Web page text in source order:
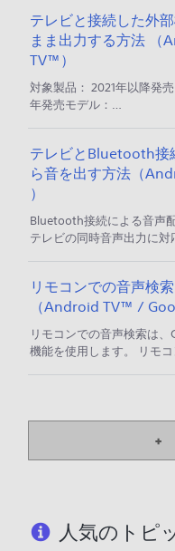
Android TV™ / Google
（W840/W730E/W500E/
ズ）のみ USB HDDの電源
テレビと接続した外
まま出力する方法
TV™）
対象製品： 2021年以降発
年発売モデル：
ーズ 2018年発売モデル：
ーディオ機器を、光デジタ
HDMI（eARC/ARC（*1 ）
テレビとBluetooth接
ら音を出す方法（
）
Bluetooth接続による音声
テレビの同時音声出力に対
は、テレビと同時に音を出
設定画面を開く リモコン
ンを押す 音声同時出力の設
リモコンでの音声検
（Android TV™ /
リモコンでの音声検索は
機能を使用します。 リモ
モデル（Z9D/X8300D/
以降発売のAndroid TV™ /
人気のトピ